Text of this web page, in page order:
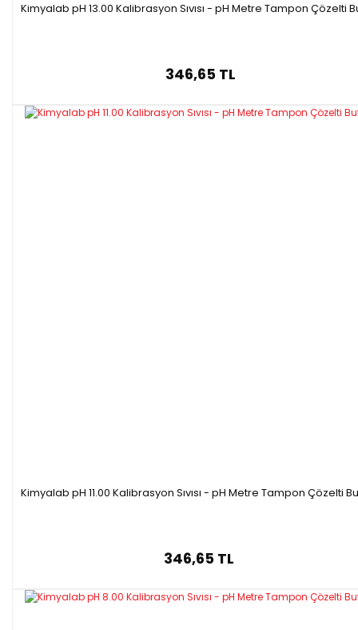
Kimyalab pH 13.00 Kalibrasyon Sıvısı - pH Metre Tampon Çözelti
346,65 TL
Kimyalab pH 11.00 Kalibrasyon Sıvısı - pH Metre Tampon Çözelti
346,65 TL